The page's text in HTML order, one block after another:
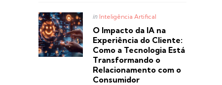
Posted
in Inteligência Artifical
O Impacto da IA na
Experiência do Cliente:
Como a Tecnologia Está
Transformando o
Relacionamento com o
Consumidor